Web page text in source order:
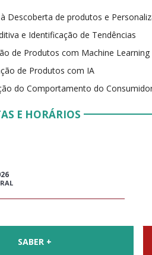
Descoberta de produtos e
e Identificação de Tendências
de Produtos com Machine Learning
de Produtos com IA
do Comportamento do
E HORÁRIOS
SABER +